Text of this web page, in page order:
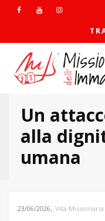
Un
alla
umana
23/06/2026, Vita Missionaria